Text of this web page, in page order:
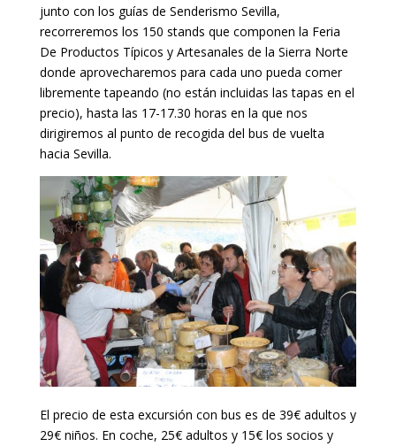
junto con los guías de Senderismo Sevilla,
recorreremos los 150 stands que componen la Feria
De Productos Típicos y Artesanales de la Sierra Norte
donde aprovecharemos para cada uno pueda comer
libremente tapeando (no están incluidas las tapas en el
precio), hasta las 17-17.30 horas en la que nos
dirigiremos al punto de recogida del bus de vuelta
hacia Sevilla.
El precio de esta excursión con bus es de 39€ adultos y
29€ niños. En coche, 25€ adultos y 15€ los socios y